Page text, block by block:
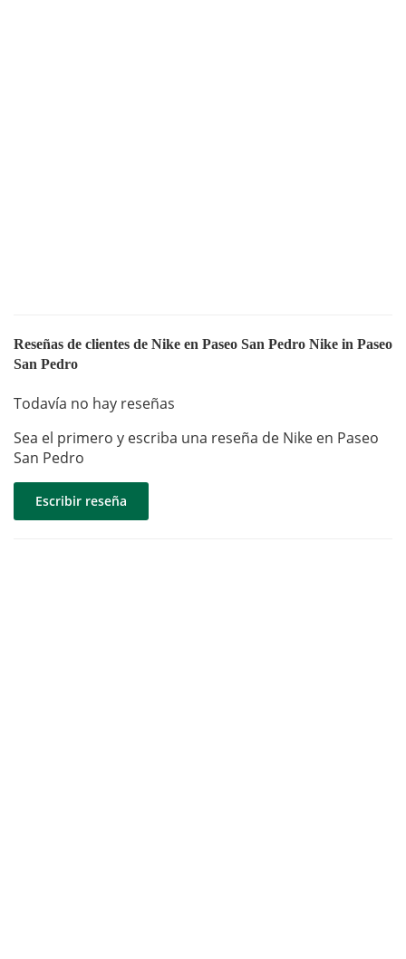
Reseñas de clientes de Nike en Paseo San Pedro Nike in Paseo
San Pedro
Todavía no hay reseñas
Sea el primero y escriba una reseña de Nike en Paseo
San Pedro
Escribir reseña